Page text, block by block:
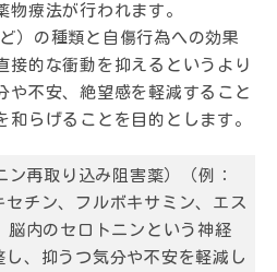
物療法が行われます。
）の種類と自傷行為への効果
接的な衝動を抑えるというより
や不安、絶望感を軽減すること
和らげることを目的とします。
ン再取り込み阻害薬）（例：
チン、フルボキサミン、エス
脳内のセロトニンという神経
、抑うつ気分や不安を軽減し